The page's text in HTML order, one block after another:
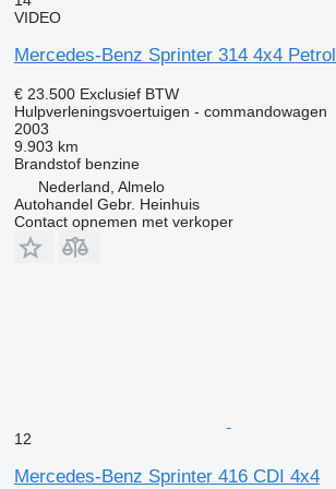
VIDEO
Mercedes-Benz Sprinter 314 4x4
€ 23.500 Exclusief BTW
Hulpverleningsvoertuigen - commandowagen
2003
9.903 km
Brandstof benzine
Nederland, Almelo
Autohandel Gebr. Heinhuis
Contact opnemen met verkoper
12
Mercedes-Benz Sprinter 416 CDI 4x4